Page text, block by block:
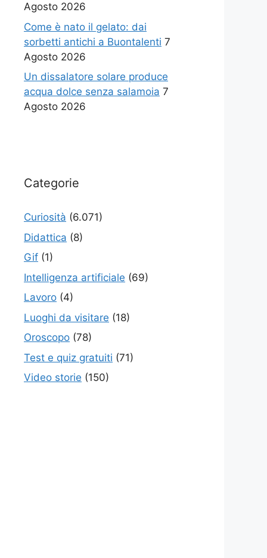
Agosto 2026
Come è nato il gelato: dai
sorbetti antichi a Buontalenti 7
Agosto 2026
Un dissalatore solare produce
acqua dolce senza salamoia 7
Agosto 2026
Categorie
Curiosità (6.071)
Didattica (8)
Gif (1)
Intelligenza artificiale (69)
Lavoro (4)
Luoghi da visitare (18)
Oroscopo (78)
Test e quiz gratuiti (71)
Video storie (150)